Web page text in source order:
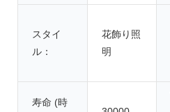
スタイ
ル：
花飾り照
明
寿命 (時